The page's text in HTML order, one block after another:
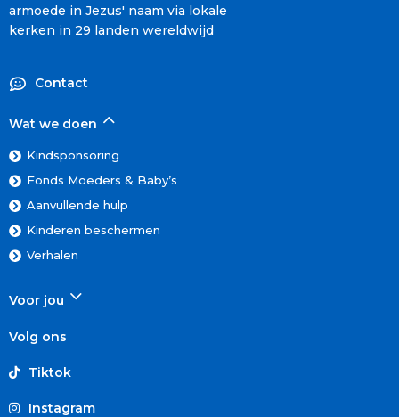
armoede in Jezus' naam via lokale
kerken in 29 landen wereldwijd
Contact
Wat we doen
Kindsponsoring
Fonds Moeders & Baby’s
Aanvullende hulp
Kinderen beschermen
Verhalen
Voor jou
Volg ons
Tiktok
Instagram